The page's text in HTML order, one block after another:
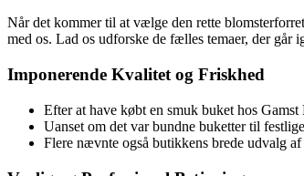
Når det kommer til at vælge den rette
med os. Lad os udforske de fælles temaer, der går
Imponerende Kvalitet og Friskhed
Efter at have købt en smuk buket hos
Uanset om det var bundne buketter til
Flere nævnte også butikkens brede udvalg